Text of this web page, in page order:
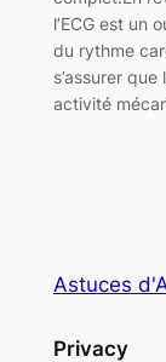
l’ECG est un
du rythme
s’assurer
activité
Astuces
Privacy